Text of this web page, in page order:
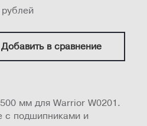
рублей
Добавить в сравнение
мм для Warrior W0201.
с подшипниками и